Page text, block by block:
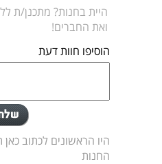
היית בחנות? מתכנן/ת
ואת החברים!
הוסיפו חוות דעת
היו הראשונים לכתוב
החנות